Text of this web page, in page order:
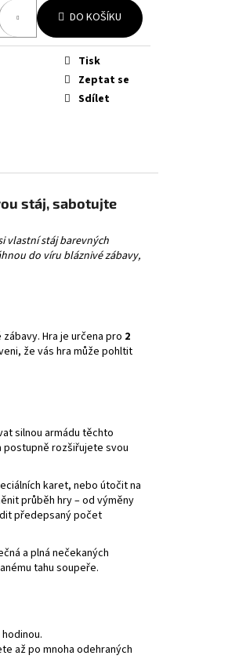
DO KOŠÍKU
Tisk
Zeptat se
Sdílet
stáj, sabotujte
vlastní stáj barevných
do víru bláznivé zábavy,
Hra je určena pro 2
že vás hra může pohltit
silnou armádu těchto
postupně rozšiřujete svou
karet, nebo útočit na
průběh hry – od výměny
předepsaný počet
a plná nečekaných
tahu soupeře.
až po mnoha odehraných